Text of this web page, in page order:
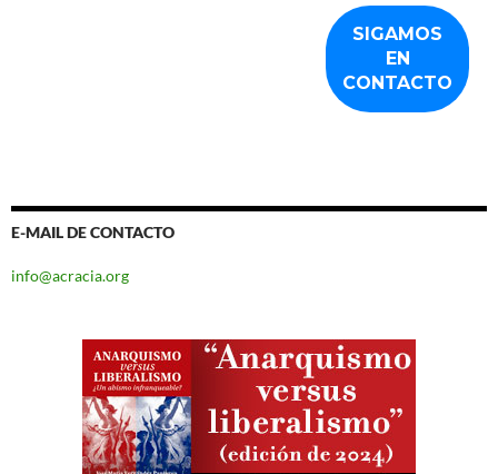
E-MAIL DE CONTACTO
info@acracia.org